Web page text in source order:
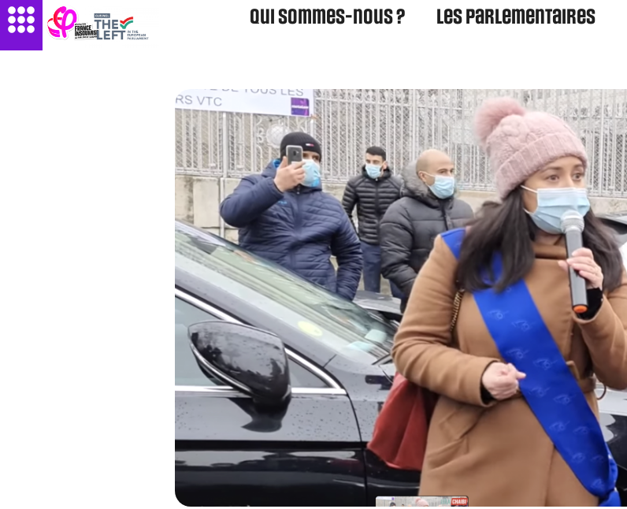
Qui sommes-nous ? Les parlementaires